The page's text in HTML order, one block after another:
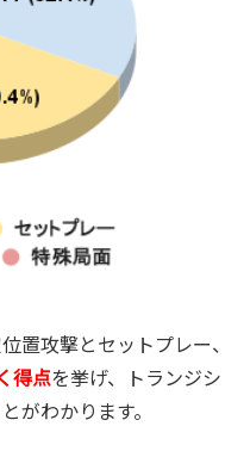
置攻撃とセットプレー、
得点を挙げ、トランジシ
がわかります。